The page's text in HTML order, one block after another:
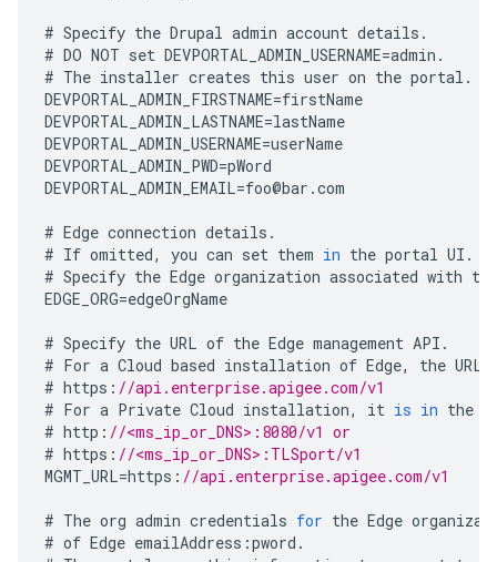
# Specify the Drupal admin account details .
# DO NOT set DEVPORTAL_ADMIN_USERNAME=admin .
# The installer creates this user on the portal .
DEVPORTAL_ADMIN_FIRSTNAME=firstName
DEVPORTAL_ADMIN_LASTNAME=lastName
DEVPORTAL_ADMIN_USERNAME=userName
DEVPORTAL_ADMIN_PWD=pWord
DEVPORTAL_ADMIN_EMAIL=foo@bar .com
# Edge connection details .
# If omitted, you can set them in the portal UI .
# Specify the Edge organization associated with the
EDGE_ORG=edgeOrgName
# Specify the URL of the Edge management API .
# For a Cloud based installation of Edge, the URL
# https : //api.enterprise.apigee.com/v1
# For a Private Cloud installation, it is in the
# http : //<ms_ip_or_DNS>:8080/v1 or
# https : //<ms_ip_or_DNS>:TLSport/v1
MGMT_URL=https : //api.enterprise.apigee.com/v1
# The org admin credentials for the Edge
# of Edge emailAddress :pword .